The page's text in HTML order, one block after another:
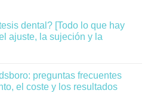
dental? [Todo lo que hay
ajuste, la sujeción y la
preguntas frecuentes
el coste y los resultados